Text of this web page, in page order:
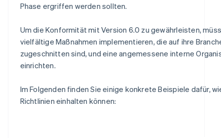
Phase ergriffen werden sollten.
Um die Konformität mit Version 6.0 zu gewährleisten,
vielfältige Maßnahmen implementieren, die auf ihre
zugeschnitten sind, und eine angemessene interne
einrichten.
Im Folgenden finden Sie einige konkrete Beispiele dafür,
Richtlinien einhalten können: